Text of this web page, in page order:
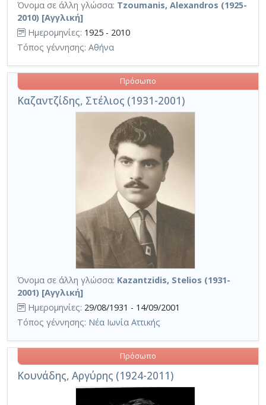
Όνομα σε άλλη γλώσσα: Tzoumanis, Alexandros (1925-
2010) [Αγγλική]
Ημερομηνίες: 1925 - 2010
Τόπος γέννησης: Αθήνα
Καζαντζίδης, Στέλιος (1931-2001)
Πρόσωπο
Όνομα σε άλλη γλώσσα: Kazantzidis, Stelios (1931-
2001) [Αγγλική]
Ημερομηνίες: 29/08/1931 - 14/09/2001
Τόπος γέννησης: Νέα Ιωνία Αττικής
Κουνάδης, Αργύρης (1924-2011)
Πρόσωπο